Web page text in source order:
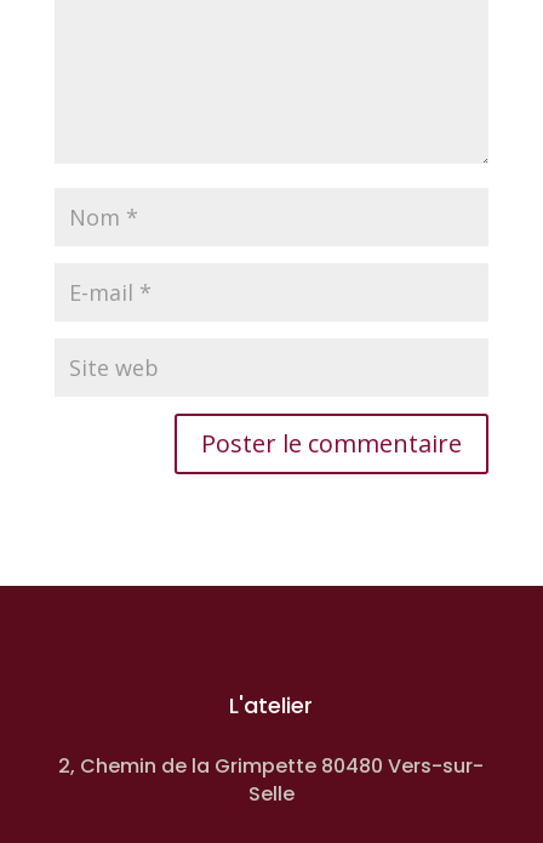
L'atelier
2, Chemin de la Grimpette 80480 Vers-sur-
Selle